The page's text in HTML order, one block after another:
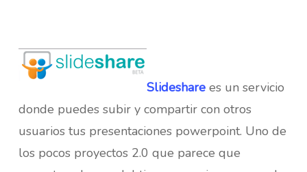
Slidesharees un servicio
donde puedes subir y compartir con otros
usuarios tus presentaciones powerpoint. Uno de
los pocos proyectos 2.0 que parece que